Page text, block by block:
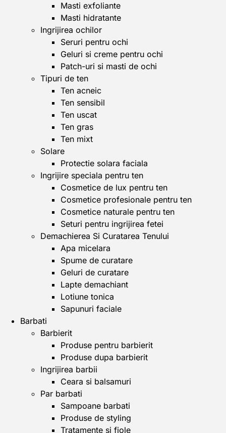
Masti exfoliante
Masti hidratante
Ingrijirea ochilor
Seruri pentru ochi
Geluri si creme pentru ochi
Patch-uri si masti de ochi
Tipuri de ten
Ten acneic
Ten sensibil
Ten uscat
Ten gras
Ten mixt
Solare
Protectie solara faciala
Ingrijire speciala pentru ten
Cosmetice de lux pentru ten
Cosmetice profesionale pentru ten
Cosmetice naturale pentru ten
Seturi pentru ingrijirea fetei
Demachierea Si Curatarea Tenului
Apa micelara
Spume de curatare
Geluri de curatare
Lapte demachiant
Lotiune tonica
Sapunuri faciale
Barbati
Barbierit
Produse pentru barbierit
Produse dupa barbierit
Ingrijirea barbii
Ceara si balsamuri
Par barbati
Sampoane barbati
Produse de styling
Tratamente si fiole